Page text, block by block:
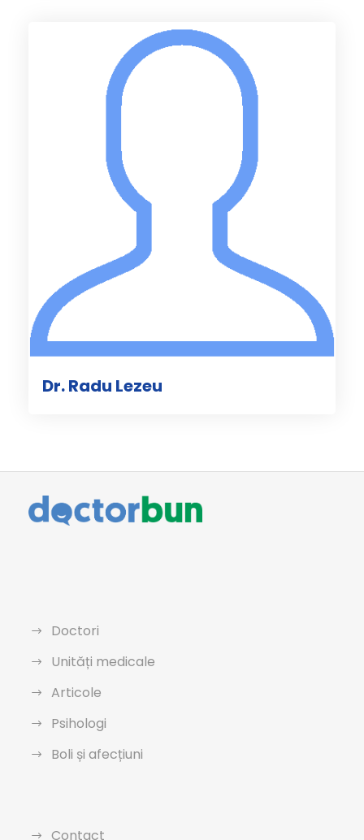
Dr. Radu Lezeu
Doctori
Unități medicale
Articole
Psihologi
Boli și afecțiuni
Contact